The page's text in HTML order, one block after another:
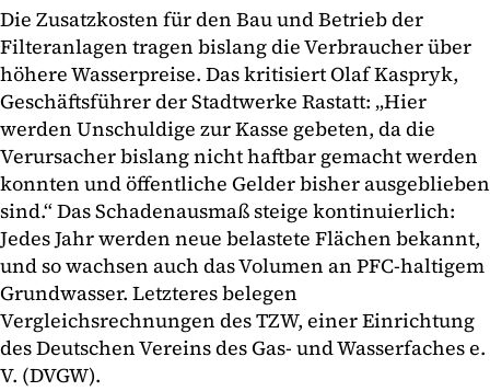
Die Zusatzkosten für den Bau und Betrieb der
Filteranlagen tragen bislang die Verbraucher über
höhere Wasserpreise. Das kritisiert Olaf Kaspryk,
Geschäftsführer der Stadtwerke Rastatt: „Hier
werden Unschuldige zur Kasse gebeten, da die
Verursacher bislang nicht haftbar gemacht werden
konnten und öffentliche Gelder bisher ausgeblieben
sind.“ Das Schadenausmaß steige kontinuierlich:
Jedes Jahr werden neue belastete Flächen bekannt,
und so wachsen auch das Volumen an PFC-haltigem
Grundwasser. Letzteres belegen
Vergleichsrechnungen des TZW, einer Einrichtung
des Deutschen Vereins des Gas- und Wasserfaches e.
V. (DVGW).